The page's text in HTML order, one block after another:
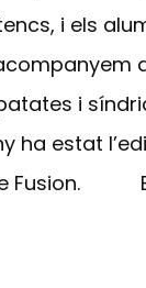
i els
i
ha estat
Fusion.